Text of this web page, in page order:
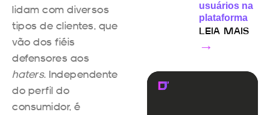
lidam com diversos
tipos de clientes, que
vão dos fiéis
defensores aos
haters. Independente
do perfil do
consumidor, é
usuários na
plataforma
LEIA MAIS
→